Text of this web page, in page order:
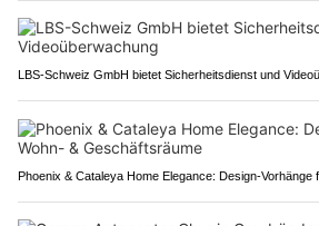
LBS-Schweiz GmbH bietet Sicherheitsdienst und
Phoenix & Cataleya Home Elegance: Design-